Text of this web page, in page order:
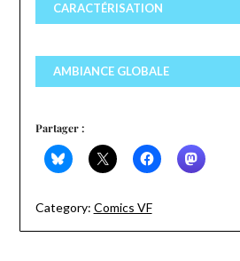
CARACTÉRISATION
AMBIANCE GLOBALE
Partager :
Category: Comics VF